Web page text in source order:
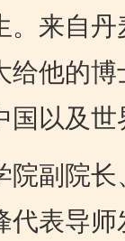
来自丹
给他的
国以及
副院长
代表导